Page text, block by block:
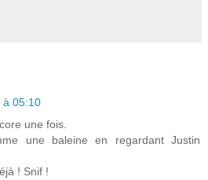
à 05:10
une fois.
une baleine en regardant Justin
! Snif !